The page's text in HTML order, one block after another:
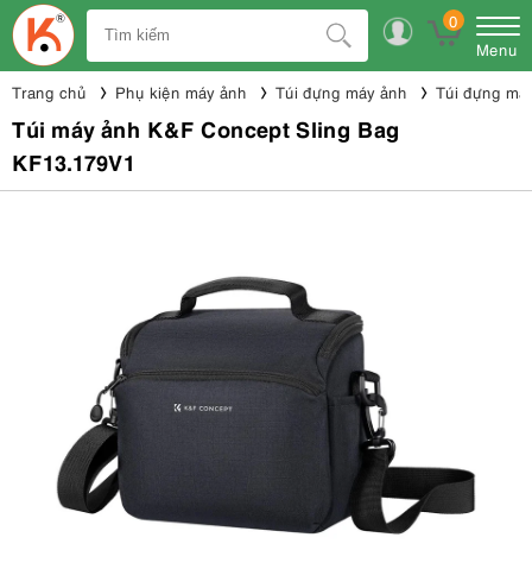
0
Menu
Trang chủ Phụ kiện máy ảnh Túi đựng máy ảnh Túi đựng
Túi máy ảnh K&F Concept Sling Bag
KF13.179V1